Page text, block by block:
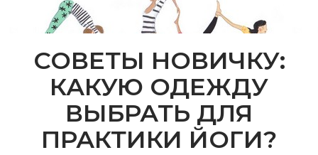
СОВЕТЫ НОВИЧКУ:
КАКУЮ ОДЕЖДУ
ВЫБРАТЬ ДЛЯ
ПРАКТИКИ ЙОГИ?